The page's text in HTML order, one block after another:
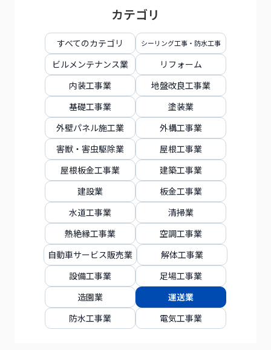
カテゴリ
すべてのカテゴリ シーリング工事・防水工事
ビルメンテナンス業
リフォーム
内装工事業
地盤改良工事業
基礎工事業
塗装業
外壁パネル施工業
外構工事業
害獣・害虫駆除業
屋根工事業
屋根板金工事業
建築工事業
建設業
板金工事業
水道工事業
清掃業
熱絶縁工事業
空調工事業
自動車サービス販売業
解体工事業
設備工事業
足場工事業
造園業
運送業
防水工事業
電気工事業